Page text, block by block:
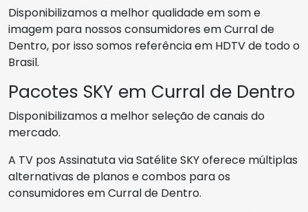
Disponibilizamos a melhor qualidade em som e
imagem para nossos consumidores em Curral de
Dentro, por isso somos referência em HDTV de todo o
Brasil.
Pacotes SKY em Curral de Dentro
Disponibilizamos a melhor seleção de canais do
mercado.
A TV pos Assinatuta via Satélite SKY oferece múltiplas
alternativas de planos e combos para os
consumidores em Curral de Dentro.